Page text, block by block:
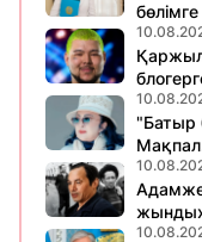
"Батыр